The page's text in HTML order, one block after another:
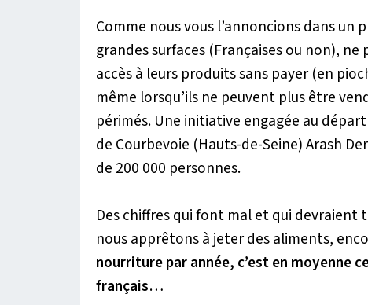
Comme nous vous l’annoncions dans
grandes surfaces (Françaises ou non), ne
accès à leurs produits sans payer (en
même lorsqu’ils ne peuvent plus être
périmés. Une initiative engagée au
de Courbevoie (Hauts-de-Seine) Arash
de 200 000 personnes.
Des chiffres qui font mal et qui
nous apprêtons à jeter des aliments,
nourriture par année, c’est en moyenne
français…